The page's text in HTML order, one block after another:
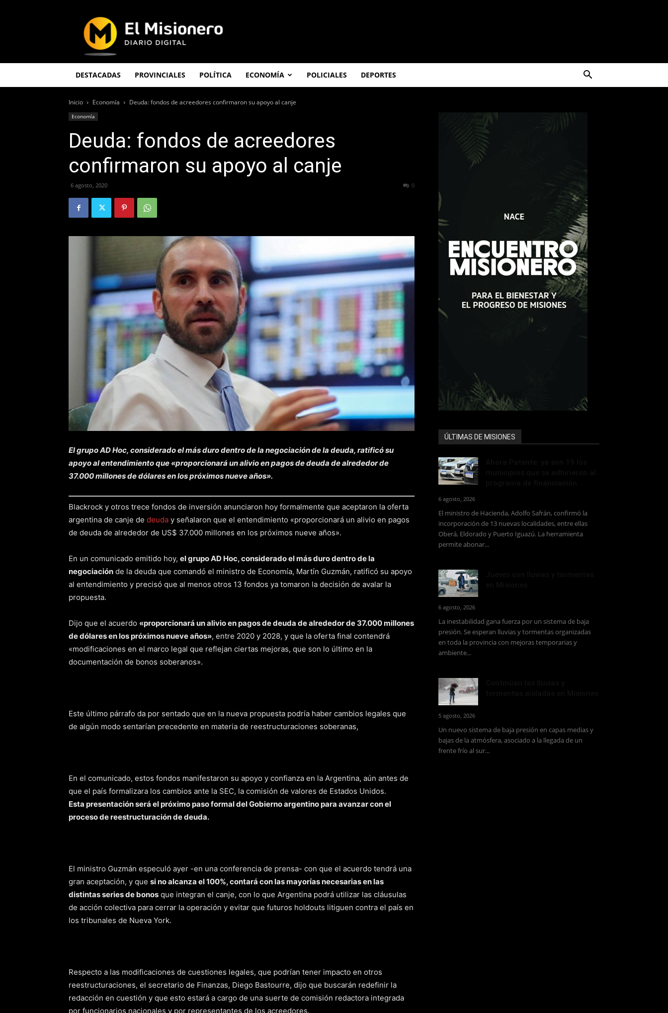
Misionero
DESTACADAS PROVINCIALES POLÍTICA ECONOMÍA POLICIALES DEPORTES
Inicio Economía Deuda: fondos de acreedores confirmaron su apoyo al canje
Economía
Deuda: fondos de acreedores
confirmaron su apoyo al canje
6 agosto, 2020 0
El grupo AD Hoc, considerado el más duro dentro de la negociación de la deuda, ratificó su
apoyo al entendimiento que «proporcionará un alivio en pagos de deuda de alrededor de
37.000 millones de dólares en los próximos nueve años».
Blackrock y otros trece fondos de inversión anunciaron hoy formalmente que aceptaron la oferta
argentina de canje de deuda y señalaron que el entendimiento «proporcionará un alivio en pagos
de deuda de alrededor de US$ 37.000 millones en los próximos nueve años».
En un comunicado emitido hoy, el grupo AD Hoc, considerado el más duro dentro de la
negociación de la deuda que comandó el ministro de Economía, Martín Guzmán, ratificó su apoyo
al entendimiento y precisó que al menos otros 13 fondos ya tomaron la decisión de avalar la
propuesta.
Dijo que el acuerdo «proporcionará un alivio en pagos de deuda de alrededor de 37.000 millones
de dólares en los próximos nueve años», entre 2020 y 2028, y que la oferta final contendrá
«modificaciones en el marco legal que reflejan ciertas mejoras, que son lo último en la
documentación de bonos soberanos».
Este último párrafo da por sentado que en la nueva propuesta podría haber cambios legales que
de algún modo sentarían precedente en materia de reestructuraciones soberanas,
En el comunicado, estos fondos manifestaron su apoyo y confianza en la Argentina, aún antes de
que el país formalizara los cambios ante la SEC, la comisión de valores de Estados Unidos.
Esta presentación será el próximo paso formal del Gobierno argentino para avanzar con el
proceso de reestructuración de deuda.
El ministro Guzmán especuló ayer -en una conferencia de prensa- con que el acuerdo tendrá una
gran aceptación, y que si no alcanza el 100%, contará con las mayorías necesarias en las
distintas series de bonos que integran el canje, con lo que Argentina podrá utilizar las cláusulas
de acción colectiva para cerrar la operación y evitar que futuros holdouts litiguen contra el país en
los tribunales de Nueva York.
Respecto a las modificaciones de cuestiones legales, que podrían tener impacto en otros
reestructuraciones, el secretario de Finanzas, Diego Bastourre, dijo que buscarán redefinir la
redacción en cuestión y que esto estará a cargo de una suerte de comisión redactora integrada
por funcionarios nacionales y por representantes de los acreedores.
ÚLTIMAS DE MISIONES
6 agosto, 2026
El ministro de Hacienda, Adolfo Safrán, confirmó la
incorporación de 13 nuevas localidades, entre ellas
Oberá, Eldorado y Puerto Iguazú. La herramienta
permite abonar...
6 agosto, 2026
La inestabilidad gana fuerza por un sistema de baja
presión. Se esperan lluvias y tormentas organizadas
en toda la provincia con mejoras temporarias y
ambiente...
5 agosto, 2026
Un nuevo sistema de baja presión en capas medias y
bajas de la atmósfera, asociado a la llegada de un
frente frío al sur...